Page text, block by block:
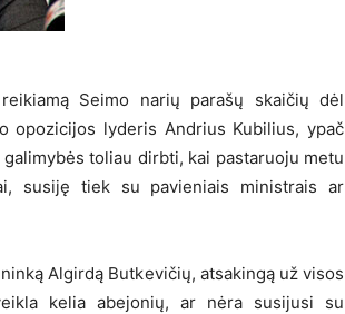
Seimo narių parašų skaičių dėl
opozicijos lyderis Andrius Kubilius, ypač
toliau dirbti, kai pastaruoju metu
susiję tiek su pavieniais ministrais ar
Algirdą Butkevičių, atsakingą už visos
kelia abejonių, ar nėra susijusi su